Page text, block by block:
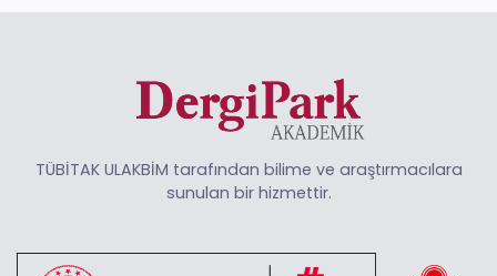
TÜBİTAK ULAKBİM tarafından bilime ve araştırmacılara
sunulan bir hizmettir.